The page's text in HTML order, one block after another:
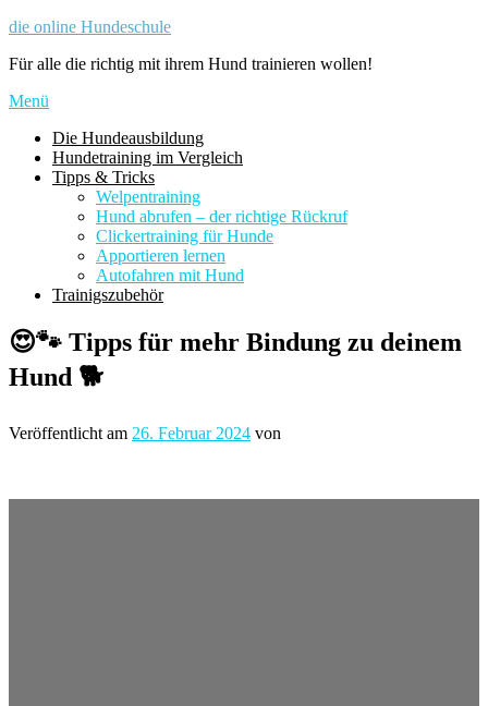
Zum
springen
die online Hundeschule
Für alle die richtig mit ihrem Hund trainieren wollen!
Menü
Die Hundeausbildung
Hundetraining im Vergleich
Tipps & Tricks
Welpentraining
Hund abrufen – der richtige Rückruf
Clickertraining für Hunde
Apportieren lernen
Autofahren mit Hund
Trainigszubehör
😍🐾 Tipps für mehr Bindung zu deinem
Hund 🐕
Veröffentlicht am 26. Februar 2024 von